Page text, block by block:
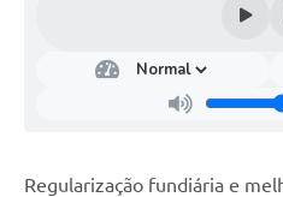
Regularização fundiária e